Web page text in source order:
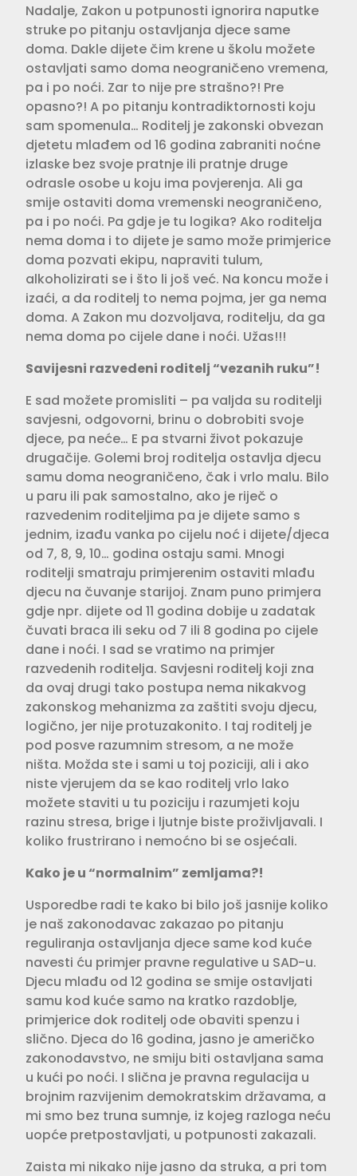
Nadalje, Zakon u potpunosti ignorira naputke
struke po pitanju ostavljanja djece same
doma. Dakle dijete čim krene u školu možete
ostavljati samo doma neograničeno vremena,
pa i po noći. Zar to nije pre strašno?! Pre
opasno?! A po pitanju kontradiktornosti koju
sam spomenula… Roditelj je zakonski obvezan
djetetu mlađem od 16 godina zabraniti noćne
izlaske bez svoje pratnje ili pratnje druge
odrasle osobe u koju ima povjerenja. Ali ga
smije ostaviti doma vremenski neograničeno,
pa i po noći. Pa gdje je tu logika? Ako roditelja
nema doma i to dijete je samo može primjerice
doma pozvati ekipu, napraviti tulum,
alkoholizirati se i što li još već. Na koncu može i
izaći, a da roditelj to nema pojma, jer ga nema
doma. A Zakon mu dozvoljava, roditelju, da ga
nema doma po cijele dane i noći. Užas!!!
Savijesni razvedeni roditelj “vezanih ruku”!
E sad možete promisliti – pa valjda su roditelji
savjesni, odgovorni, brinu o dobrobiti svoje
djece, pa neće… E pa stvarni život pokazuje
drugačije. Golemi broj roditelja ostavlja djecu
samu doma neograničeno, čak i vrlo malu. Bilo
u paru ili pak samostalno, ako je riječ o
razvedenim roditeljima pa je dijete samo s
jednim, izađu vanka po cijelu noć i dijete/djeca
od 7, 8, 9, 10… godina ostaju sami. Mnogi
roditelji smatraju primjerenim ostaviti mlađu
djecu na čuvanje starijoj. Znam puno primjera
gdje npr. dijete od 11 godina dobije u zadatak
čuvati braca ili seku od 7 ili 8 godina po cijele
dane i noći. I sad se vratimo na primjer
razvedenih roditelja. Savjesni roditelj koji zna
da ovaj drugi tako postupa nema nikakvog
zakonskog mehanizma za zaštiti svoju djecu,
logično, jer nije protuzakonito. I taj roditelj je
pod posve razumnim stresom, a ne može
ništa. Možda ste i sami u toj poziciji, ali i ako
niste vjerujem da se kao roditelj vrlo lako
možete staviti u tu poziciju i razumjeti koju
razinu stresa, brige i ljutnje biste proživljavali. I
koliko frustrirano i nemoćno bi se osjećali.
Kako je u “normalnim” zemljama?!
Usporedbe radi te kako bi bilo još jasnije koliko
je naš zakonodavac zakazao po pitanju
reguliranja ostavljanja djece same kod kuće
navesti ću primjer pravne regulative u SAD-u.
Djecu mlađu od 12 godina se smije ostavljati
samu kod kuće samo na kratko razdoblje,
primjerice dok roditelj ode obaviti spenzu i
slično. Djeca do 16 godina, jasno je američko
zakonodavstvo, ne smiju biti ostavljana sama
u kući po noći. I slična je pravna regulacija u
brojnim razvijenim demokratskim državama, a
mi smo bez truna sumnje, iz kojeg razloga neću
uopće pretpostavljati, u potpunosti zakazali.
Zaista mi nikako nije jasno da struka, a pri tom